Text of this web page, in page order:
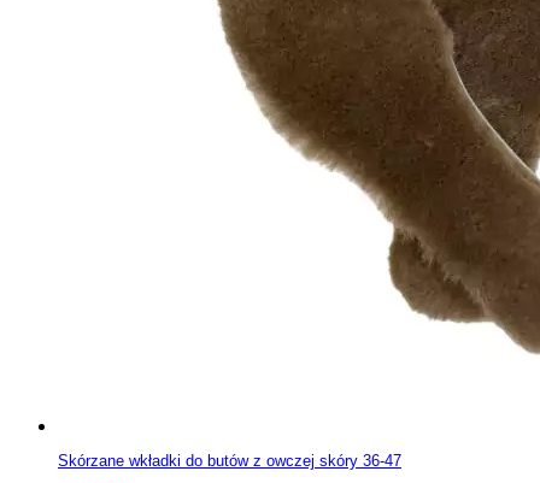
Skórzane wkładki do butów z owczej skóry 36-47